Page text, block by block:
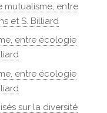
mutualisme, entre
et S. Billiard
entre écologie
entre écologie
sur la diversité